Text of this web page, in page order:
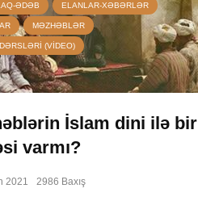
ƏDƏB ELANLAR-XƏBƏRLƏR
MƏZHƏBLƏR
(VIDEO)
İslam dini ilə bir
varmı?
2021 2986 Baxış